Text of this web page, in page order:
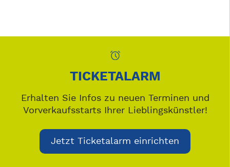
TICKETALARM
Erhalten Sie Infos zu neuen Terminen und
Vorverkaufsstarts Ihrer Lieblingskünstler!
Jetzt Ticketalarm einrichten